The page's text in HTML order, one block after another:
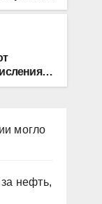
могло
нефть,